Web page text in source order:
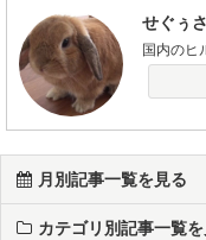
せぐぅ
国内のヒ
月別記事一覧を見る
カテゴリ別記事一覧